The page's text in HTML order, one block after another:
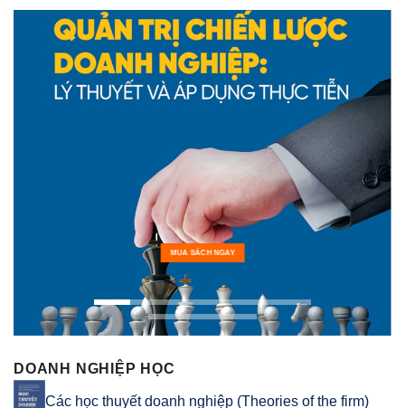
MUA SÁCH NGAY
DOANH NGHIỆP HỌC
Các học thuyết doanh nghiệp (Theories of the firm)